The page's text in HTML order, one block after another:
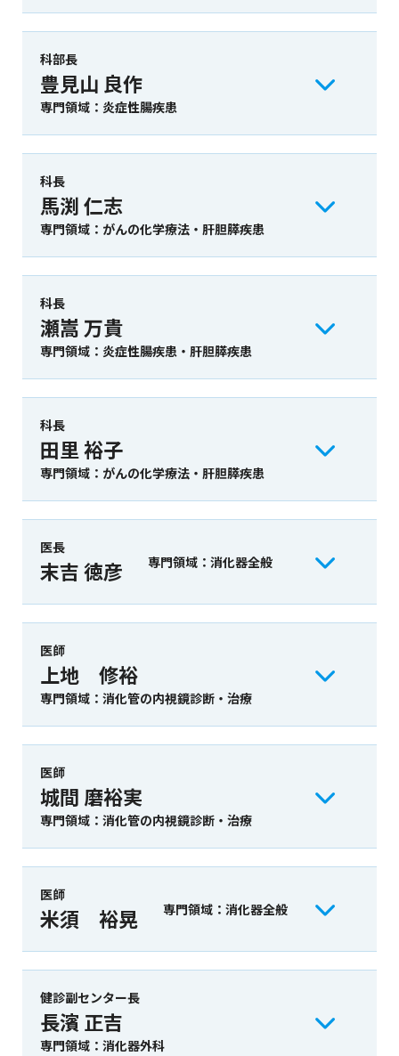
科部長
豊見山 良作
専門領域：炎症性腸疾患
科長
馬渕 仁志
専門領域：がんの化学療法・肝胆膵疾患
科長
瀬嵩 万貴
専門領域：炎症性腸疾患・肝胆膵疾患
科長
田里 裕子
専門領域：がんの化学療法・肝胆膵疾患
医長
末吉 徳彦 専門領域：消化器全般
医師
上地 修裕
専門領域：消化管の内視鏡診断・治療
医師
城間 磨裕実
専門領域：消化管の内視鏡診断・治療
医師
米須 裕晃 専門領域：消化器全般
健診副センター長
長濱 正吉
専門領域：消化器外科